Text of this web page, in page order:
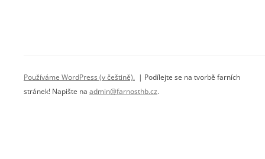
Používáme WordPress (v češtině). | Podílejte se na tvorbě farních
stránek! Napište na admin@farnosthb.cz.